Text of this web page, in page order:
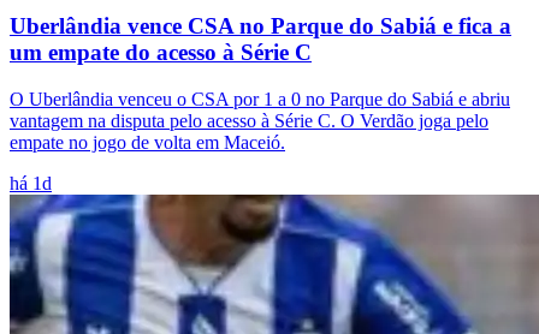
Uberlândia vence CSA no Parque do Sabiá e fica a
um empate do acesso à Série C
O Uberlândia venceu o CSA por 1 a 0 no Parque do Sabiá e abriu
vantagem na disputa pelo acesso à Série C. O Verdão joga pelo
empate no jogo de volta em Maceió.
há 1d